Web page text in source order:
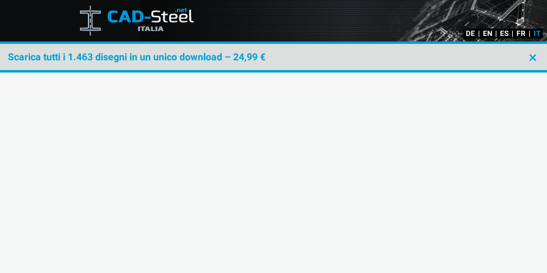
DE | EN | ES | FR | IT
Scarica tutti i 1.463 disegni in un unico download – 24,99 € ×